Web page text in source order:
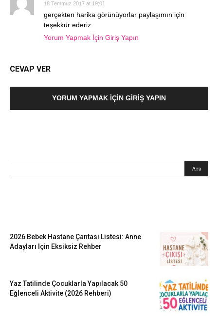
18 Temmuz 2017 at 19:01
gerçekten harika görünüyorlar paylaşımın için
teşekkür ederiz.
Yorum Yapmak İçin Giriş Yapın
CEVAP VER
YORUM YAPMAK İÇIN GIRIŞ YAPIN
2026 Bebek Hastane Çantası Listesi: Anne
Adayları İçin Eksiksiz Rehber
Yaz Tatilinde Çocuklarla Yapılacak 50
Eğlenceli Aktivite (2026 Rehberi)